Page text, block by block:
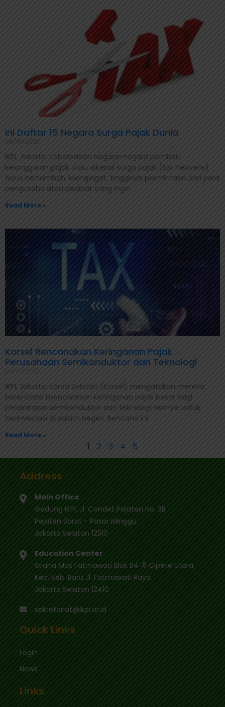
Ini Daftar 15 Negara Surga Pajak Dunia
04/01/2023
IKPI, Jakarta: Keberadaan negara-negara pemberi
kelonggaran pajak atau dikenal surga pajak (tax heavens)
terus bertambah. Mengingat, tingginya permintaan dari para
pengusaha atau pejabat yang ingin
Read More »
Korsel Rencanakan Keringanan Pajak
Perusahaan Semikonduktor dan Teknologi
03/01/2023
IKPI, Jakarta: Korea Selatan (Korsel) mengatakan mereka
berencana menawarkan keringanan pajak besar bagi
perusahaan semikonduktor dan teknologi lainnya untuk
berinvestasi di dalam negeri. Rencana ini
Read More »
1 2 3 4 5
Address
Main Office
Gedung IKPI, Jl. Condet Pejaten No. 3B
Pejaten Barat - Pasar Minggu
Jakarta Selatan 12510
Education Center
Graha Mas Fatmawati Blok B4-5 Cipete Utara,
Kec. Keb. Baru Jl. Fatmawati Raya
Jakarta Selatan 12410
sekretariat@ikpi.or.id
Quick Links
Login
News
Links